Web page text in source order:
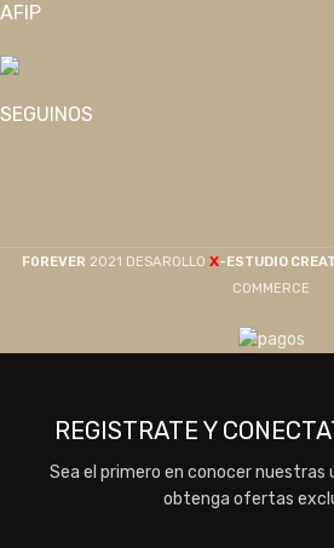
AFIP
SEGUINOS
F0REVER 2021 DESAROLLO X-ESTUDIO
COMMERCE
REGISTRATE Y
Sea el primero en conocer
obtenga ofertas